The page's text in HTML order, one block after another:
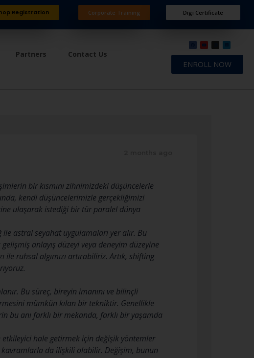
Registration Corporate Training Digi Certificate
Partners Contact Us
ENROLL NOW
bir kısmını zihnimizdeki düşüncelerle
kendi düşüncelerimizle gerçekliğimizi
ulaşarak istediği bir tür paralel dünya
ile astral seyahat uygulamaları yer alır. Bu
anlayış düzeyi veya deneyim düzeyine
ile ruhsal algımızı artırabiliriz. Artık, shifting
Bu süreç, bireyin imanını ve bilinçli
mümkün kılan bir tekniktir. Genellikle
bu anı farklı bir mekanda, farklı bir yaşamda
hale getirmek için değişik yöntemler
da ilişkili olabilir. Değişim, bunun